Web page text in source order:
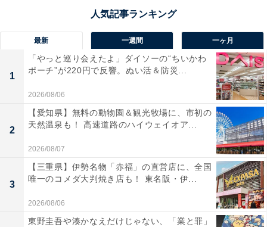
最新 一週間 一ヶ月
1
「やっと巡り会えたよ」ダイソーの“ちいかわ
ポーチ”が220円で反響。ぬい活＆防災...
2026/08/06
2
【愛知県】無料の動物園＆観光牧場に、市初の
天然温泉も！ 高速道路のハイウェイオア...
2026/08/07
3
【三重県】伊勢名物「赤福」の直営店に、全国
唯一のコメダ大判焼き店も！ 東名阪・伊...
2026/08/06
東野圭吾や湊かなえだけじゃない、「業と罪」